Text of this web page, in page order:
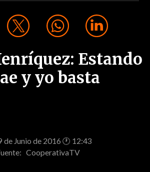
Estando
y yo basta
de Junio de 2016 🕐 12:43
CooperativaTV